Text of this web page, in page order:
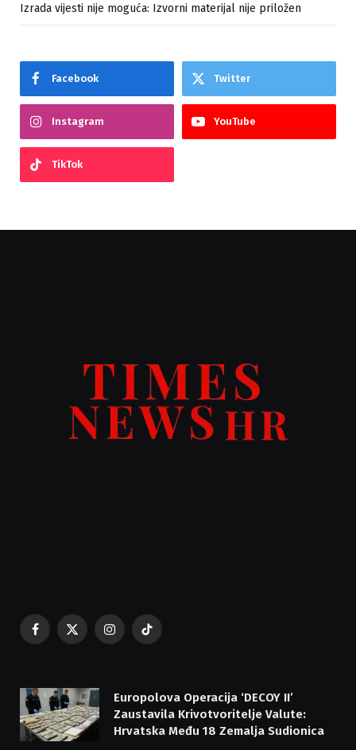
Izrada vijesti nije moguća: Izvorni materijal nije priložen
Facebook Twitter
Instagram YouTube
TikTok
Facebook
X
Instagram
TikTok
Europolova Operacija ‘DECOY II’
Zaustavila Krivotvoritelje Valute:
Hrvatska Među 18 Zemalja Sudionica